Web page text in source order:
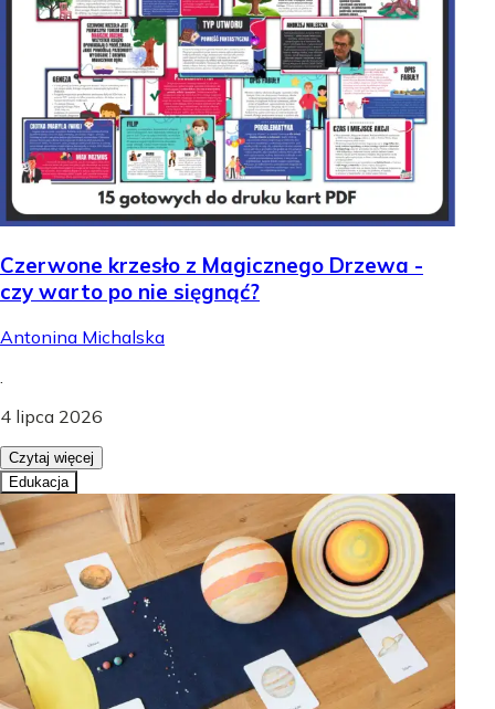
Czerwone krzesło z Magicznego Drzewa -
czy warto po nie sięgnąć?
Antonina Michalska
4 lipca 2026
Czytaj więcej
Edukacja